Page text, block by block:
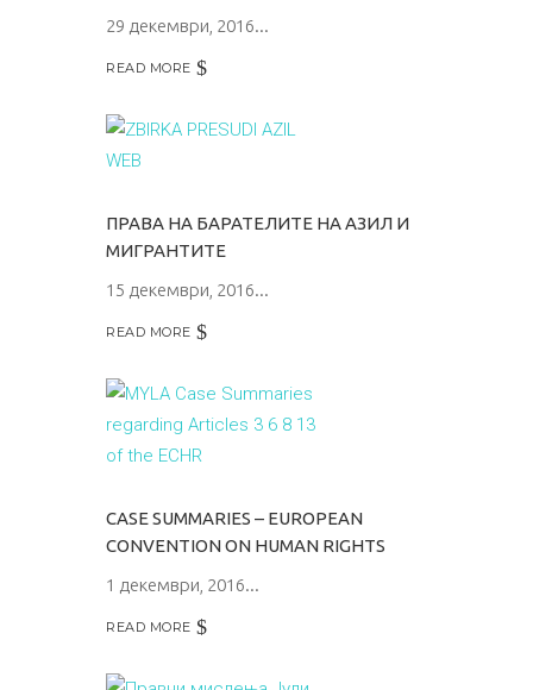
29 декември, 2016
READ MORE
ПРАВА НА БАРАТЕЛИТЕ НА АЗИЛ И
МИГРАНТИТЕ
15 декември, 2016
READ MORE
CASE SUMMARIES – EUROPEAN
CONVENTION ON HUMAN RIGHTS
1 декември, 2016
READ MORE